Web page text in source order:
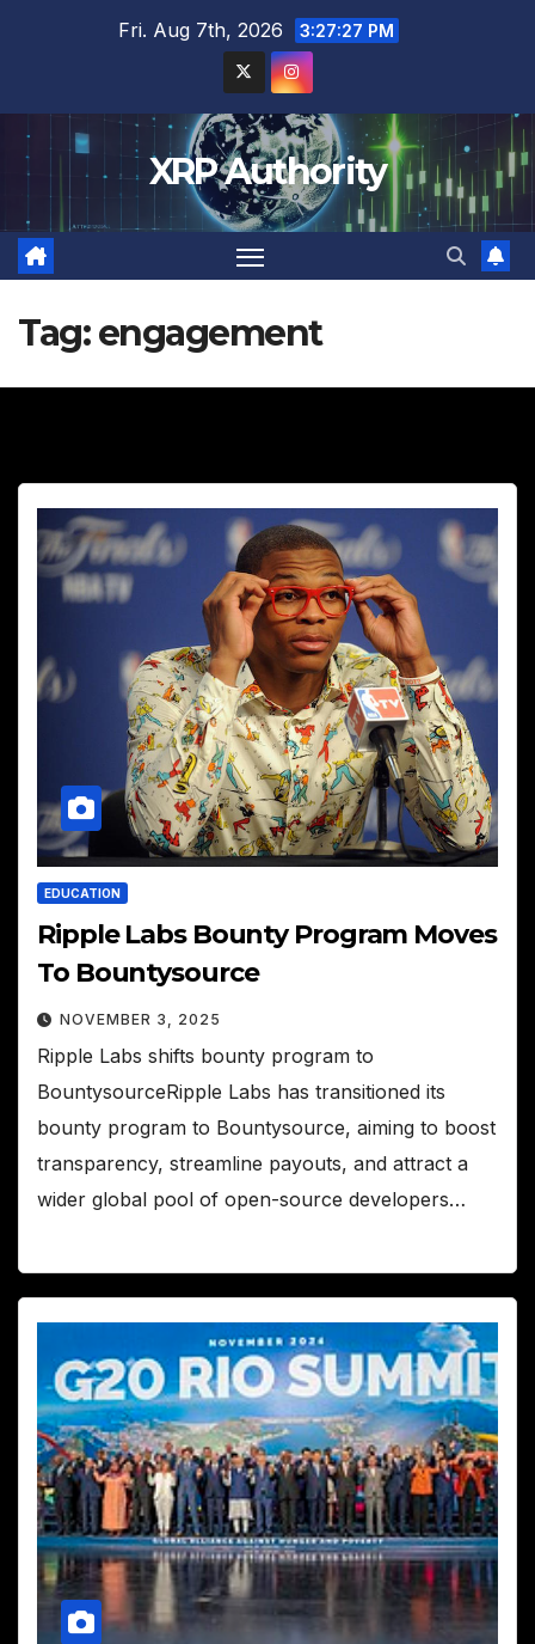
Fri. Aug 7th, 2026 3:27:29 PM
XRP Authority
Tag:engagement
EDUCATION
Ripple Labs Bounty Program Moves
To Bountysource
NOVEMBER 3, 2025
Ripple Labs shifts bounty program to
BountysourceRipple Labs has transitioned its
bounty program to Bountysource, aiming to boost
transparency, streamline payouts, and attract a
wider global pool of open-source developers…